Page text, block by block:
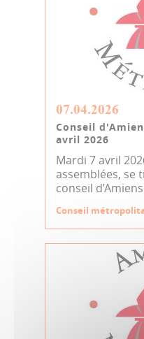
07.04.2026
Conseil
avril 2026
Mardi 7 avril
assemblées, se
conseil
Conseil